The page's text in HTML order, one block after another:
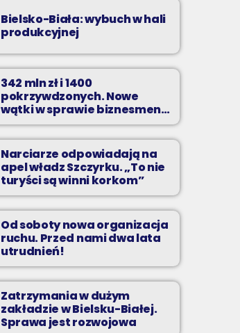
Bielsko-Biała: wybuch w hali
produkcyjnej
342 mln zł i 1400
pokrzywdzonych. Nowe
wątki w sprawie biznesmena
z Bielska-Białej
Narciarze odpowiadają na
apel władz Szczyrku. „To nie
turyści są winni korkom”
Od soboty nowa organizacja
ruchu. Przed nami dwa lata
utrudnień!
Zatrzymania w dużym
zakładzie w Bielsku-Białej.
Sprawa jest rozwojowa